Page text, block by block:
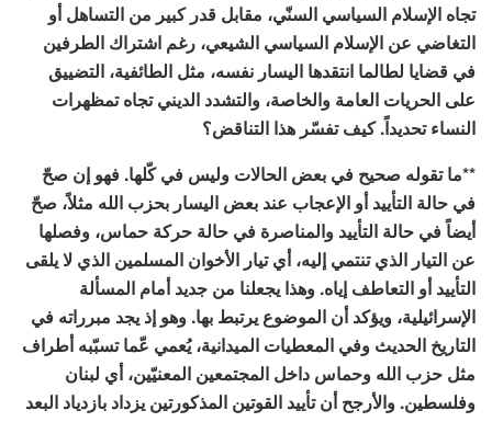
تجاه الإسلام السياسي السنّي، مقابل قدر كبير من التساهل أو
التغاضي عن الإسلام السياسي الشيعي، رغم اشتراك الطرفين
في قضايا لطالما انتقدها اليسار نفسه، مثل الطائفية، التضييق
على الحريات العامة والخاصة، والتشدد الديني تجاه تمظهرات
النساء تحديداً. كيف تفسّر هذا التناقض؟
**ما تقوله صحيح في بعض الحالات وليس في كّلها. فهو إن صحّ
في حالة التأييد أو الإعجاب عند بعض اليسار بحزب الله مثلاً، صحّ
أيضاً في حالة التأييد والمناصرة في حالة حركة حماس، وفصلها
عن التيار الذي تنتمي إليه، أي تيار الأخوان المسلمين الذي لا يلقى
التأييد أو التعاطف إياه. وهذا يجعلنا من جديد أمام المسألة
الإسرائيلية، ويؤكد أن الموضوع يرتبط بها. وهو إذ يجد مبرراته في
التاريخ الحديث وفي المعطيات الميدانية، يُعمي عّما تسبّبه أطراف
مثل حزب الله وحماس داخل المجتمعين المعنيّين، أي لبنان
وفلسطين. والأرجح أن تأييد القوتين المذكورتين يزداد بازدياد البعد